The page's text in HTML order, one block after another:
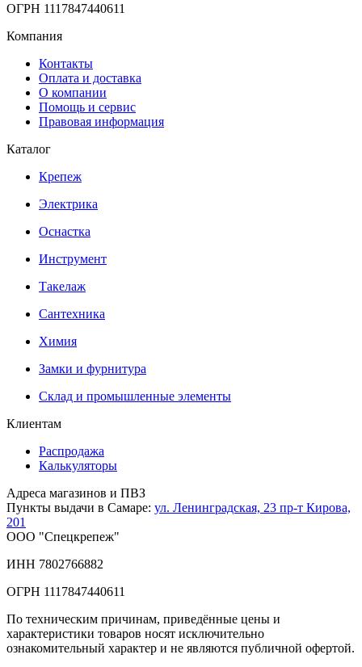
ОГРН 1117847440611
Компания
Контакты
Оплата и доставка
О компании
Помощь и сервис
Правовая информация
Каталог
Крепеж
Электрика
Оснастка
Инструмент
Такелаж
Сантехника
Химия
Замки и фурнитура
Склад и промышленные элементы
Клиентам
Распродажа
Калькуляторы
Адреса магазинов и ПВЗ
Пункты выдачи в Самаре: ул. Ленинградская, 23 пр-т Кирова,
201
ООО "Спецкрепеж"
ИНН 7802766882
ОГРН 1117847440611
По техническим причинам, приведённые цены и
характеристики товаров носят исключительно
ознакомительный характер и не являются публичной офертой.